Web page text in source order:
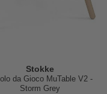
Stokke
da Gioco MuTable V2 -
Storm Grey